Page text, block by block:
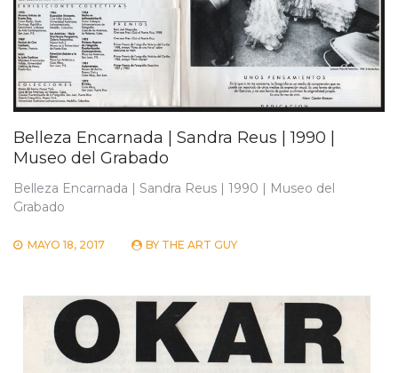
Belleza Encarnada | Sandra Reus | 1990 |
Museo del Grabado
Belleza Encarnada | Sandra Reus | 1990 | Museo del
Grabado
MAYO 18, 2017 BY THE ART GUY